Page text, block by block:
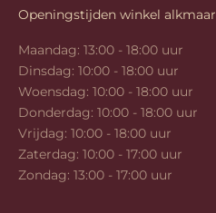
Openingstijden winkel alkmaar
Maandag: 13:00 - 18:00 uur
Dinsdag: 10:00 - 18:00 uur
Woensdag: 10:00 - 18:00 uur
Donderdag: 10:00 - 18:00 uur
Vrijdag: 10:00 - 18:00 uur
Zaterdag: 10:00 - 17:00 uur
Zondag: 13:00 - 17:00 uur